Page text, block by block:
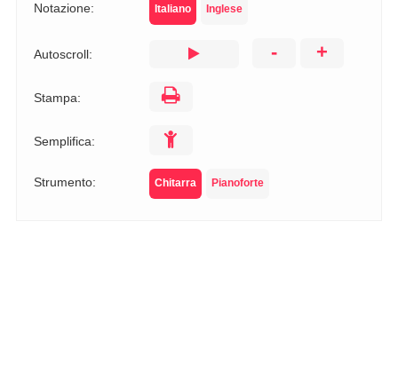
Notazione: Italiano Inglese
Autoscroll: - +
Stampa:
Semplifica:
Strumento: Chitarra Pianoforte